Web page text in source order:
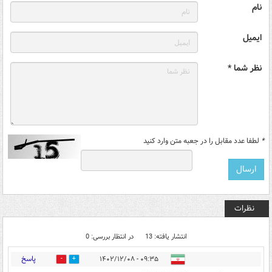
نام
ایمیل
نظر شما *
* لطفا عدد مقابل را در جعبه متن وارد کنید
نظرات
انتشار یافته: 13 در انتظار بررسی: 0
۰۹:۳۵ - ۱۴۰۲/۱۲/۰۸ 6 پاسخ